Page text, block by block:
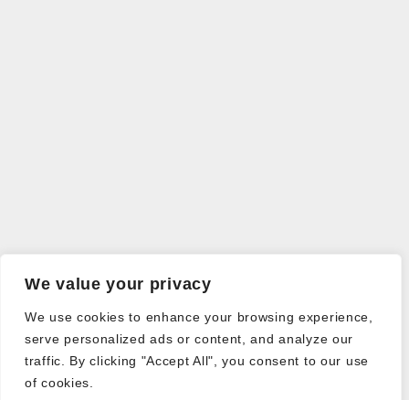
We value your privacy
We use cookies to enhance your browsing experience,
serve personalized ads or content, and analyze our
traffic. By clicking "Accept All", you consent to our use
of cookies.